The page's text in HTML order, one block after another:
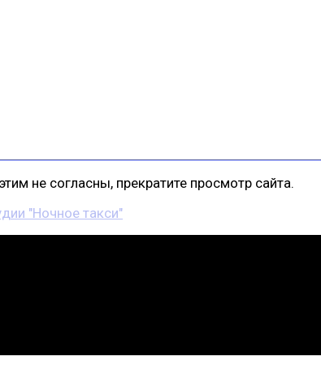
не согласны, прекратите просмотр сайта.
"Ночное такси"